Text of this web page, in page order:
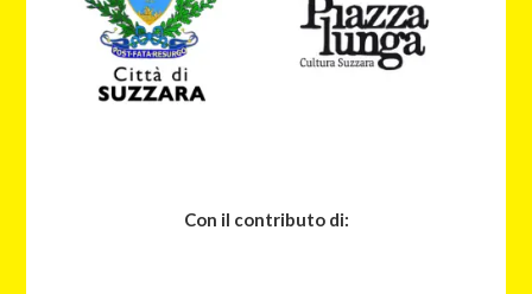
Con il contributo di: